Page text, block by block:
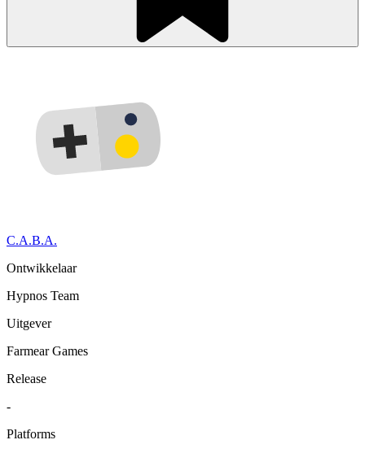
C.A.B.A.
Ontwikkelaar
Hypnos Team
Uitgever
Farmear Games
Release
-
Platforms